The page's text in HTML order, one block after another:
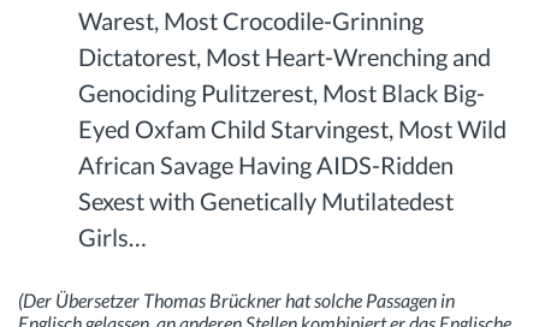
Warest, Most Crocodile-Grinning
Dictatorest, Most Heart-Wrenching and
Genociding Pulitzerest, Most Black Big-
Eyed Oxfam Child Starvingest, Most Wild
African Savage Having AIDS-Ridden
Sexest with Genetically Mutilatedest
Girls…
(Der Übersetzer Thomas Brückner hat solche Passagen in
Englisch gelassen, an anderen Stellen kombiniert er das Englische